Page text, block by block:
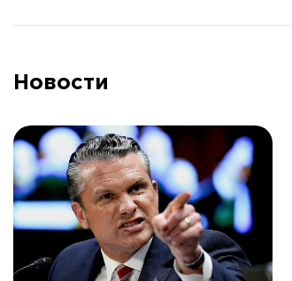
Новости